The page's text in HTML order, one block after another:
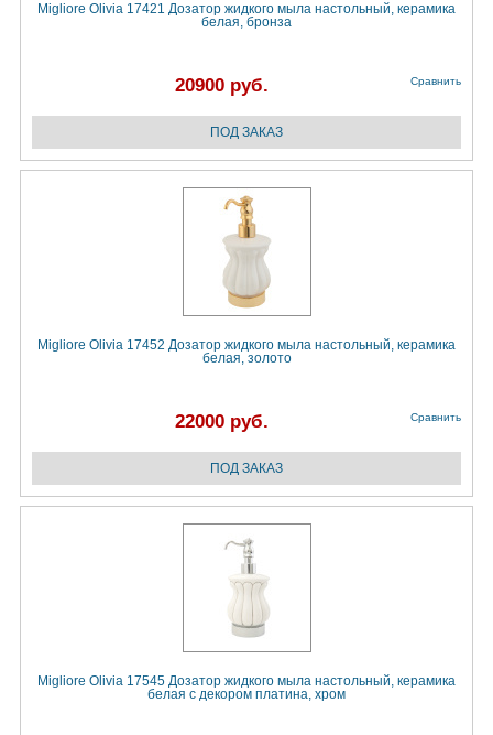
Migliore Olivia 17421 Дозатор жидкого мыла настольный, керамика
белая, бронза
20900 руб. Сравнить
Migliore Olivia 17452 Дозатор жидкого мыла настольный, керамика
белая, золото
22000 руб. Сравнить
Migliore Olivia 17545 Дозатор жидкого мыла настольный, керамика
белая с декором платина, хром